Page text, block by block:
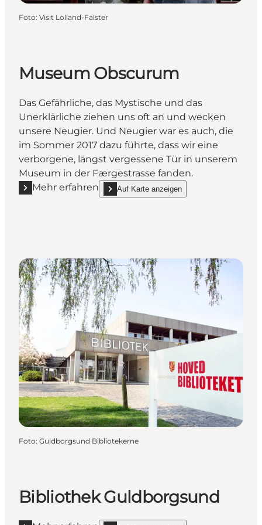
Foto: Visit Lolland-Falster
Museum Obscurum
Das Gefährliche, das Mystische und das
Unerklärliche ziehen uns oft an und wecken
unsere Neugier. Und Neugier war es auch, die
im Sommer 2017 dazu führte, dass wir eine
verborgene, längst vergessene Tür in unserem
Museum in der Færgestrasse fanden.
Mehr erfahren
Mehr erfahren "Museum Obscurum"
Auf Karte anzeigen
show Museum Obscurum on_map
Foto: Guldborgsund Bibliotekerne
Bibliothek Guldborgsund